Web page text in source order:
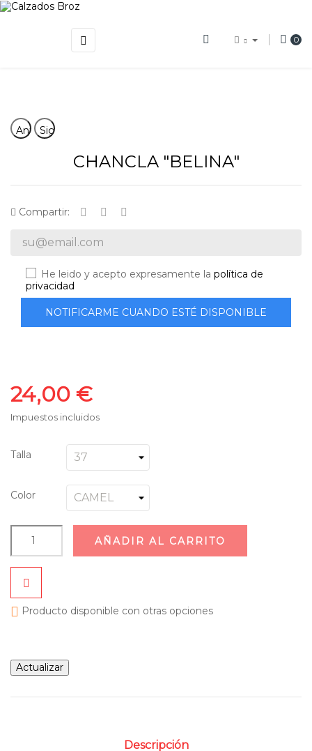
Navegación
de
☰ 0
AnteriorSiguiente
CHANCLA "BELINA"
Compartir:
He leido y acepto expresamente lapolítica de
privacidad
NOTIFICARME CUANDO ESTÉ DISPONIBLE
24,00 €
Impuestos incluidos
Talla
Color
AÑADIR AL CARRITO
 Producto disponible con otras opciones
Descripción